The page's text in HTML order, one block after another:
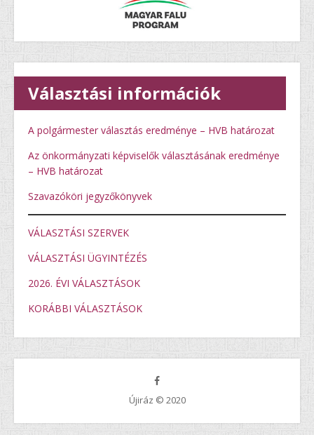
Választási információk
A polgármester választás eredménye – HVB határozat
Az önkormányzati képviselők választásának eredménye
– HVB határozat
Szavazóköri jegyzőkönyvek
VÁLASZTÁSI SZERVEK
VÁLASZTÁSI ÜGYINTÉZÉS
2026. ÉVI VÁLASZTÁSOK
KORÁBBI VÁLASZTÁSOK
Újiráz © 2020